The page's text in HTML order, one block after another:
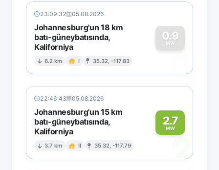
23:09:32 05.08.2026
Johannesburg'un 18 km
batı-güneybatısında,
Kaliforniya
6.2 km I 35.32, -117.83
0.9
MW
0
22:46:43 05.08.2026
Johannesburg'un 15 km
batı-güneybatısında,
Kaliforniya
3.7 km II 35.32, -117.79
2.7
MW
2